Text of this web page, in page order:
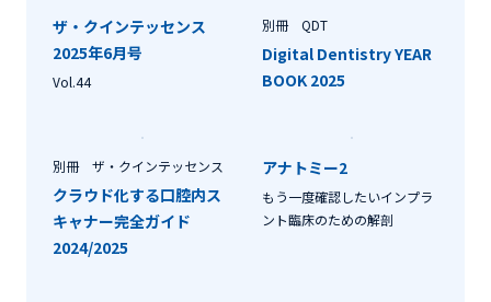
ザ・クインテッセンス
2025年6月号
Vol.44
別冊 QDT
Digital Dentistry YEAR
BOOK 2025
別冊 ザ・クインテッセンス
クラウド化する口腔内ス
キャナー完全ガイド
2024/2025
アナトミー2
もう一度確認したいインプラ
ント臨床のための解剖